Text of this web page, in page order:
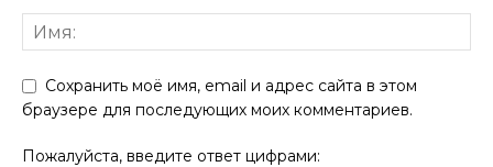
Сохранить моё имя, email и адрес сайта в этом
браузере для последующих моих комментариев.
Пожалуйста, введите ответ цифрами: